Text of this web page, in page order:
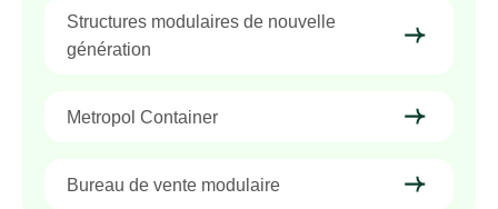
Structures modulaires de nouvelle
génération
Metropol Container
Bureau de vente modulaire